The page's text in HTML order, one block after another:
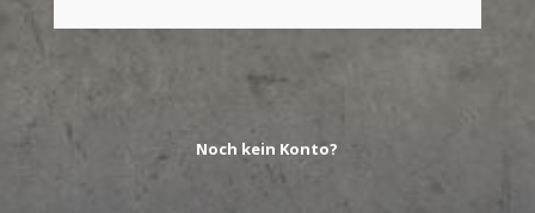
Noch kein Konto?